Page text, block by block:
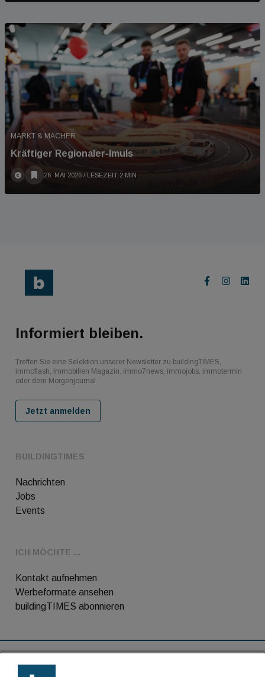
MARKT & MACHER
Kräftiger Regionaler-Imuls
26. MAI 2026 / LESEZEIT 2 MIN
BUILDINGTIMES
Nachrichten
Jobs
Events
ICH MÖCHTE ...
Kontakt aufnehmen
Werbeformate ansehen
buildingTIMES abonnieren
Informiert bleiben.
Treffen Sie eine Selektion unserer Newsletter zu buildingTIMES,
immoflash, Immobilien Magazin, immo7news, immojobs, immotermin
oder dem Morgenjournal
Jetzt anmelden